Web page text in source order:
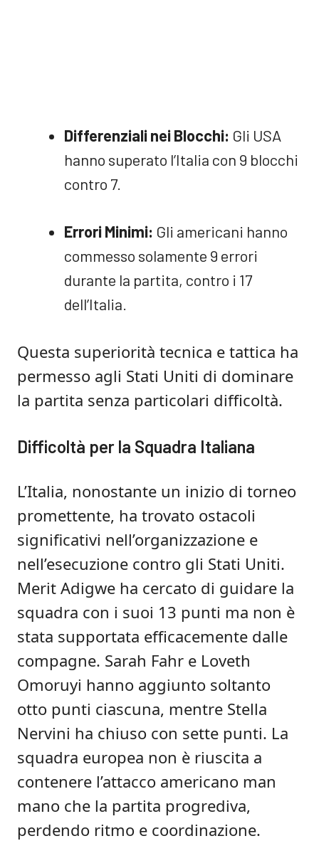
Differenziali nei Blocchi: Gli USA
hanno superato l’Italia con 9 blocchi
contro 7.
Errori Minimi: Gli americani hanno
commesso solamente 9 errori
durante la partita, contro i 17
dell’Italia.
Questa superiorità tecnica e tattica ha
permesso agli Stati Uniti di dominare
la partita senza particolari difficoltà.
Difficoltà per la Squadra Italiana
L’Italia, nonostante un inizio di torneo
promettente, ha trovato ostacoli
significativi nell’organizzazione e
nell’esecuzione contro gli Stati Uniti.
Merit Adigwe ha cercato di guidare la
squadra con i suoi 13 punti ma non è
stata supportata efficacemente dalle
compagne. Sarah Fahr e Loveth
Omoruyi hanno aggiunto soltanto
otto punti ciascuna, mentre Stella
Nervini ha chiuso con sette punti. La
squadra europea non è riuscita a
contenere l’attacco americano man
mano che la partita progrediva,
perdendo ritmo e coordinazione.